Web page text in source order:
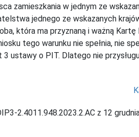
zamieszkania w jednym ze
jednego ze wskazanych
która ma przyznaną i ważną
tego warunku nie spełnia, nie
ustawy o PIT. Dlatego nie
2.4011.948.2023.2.AC z 12